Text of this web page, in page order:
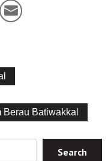
Berau Batiwakkal
Search